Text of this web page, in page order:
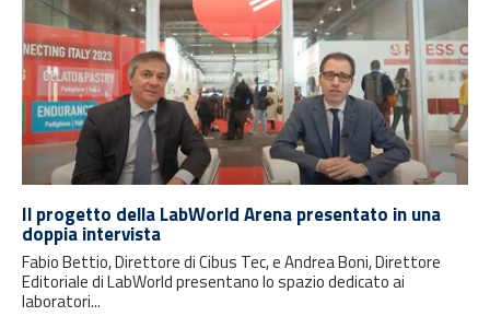
Il progetto della LabWorld Arena presentato in una
doppia intervista
Fabio Bettio, Direttore di Cibus Tec, e Andrea Boni, Direttore
Editoriale di LabWorld presentano lo spazio dedicato ai
laboratori...